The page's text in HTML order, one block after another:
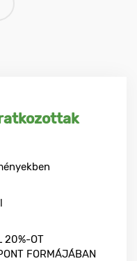
20%-OT
FORMÁJÁBAN